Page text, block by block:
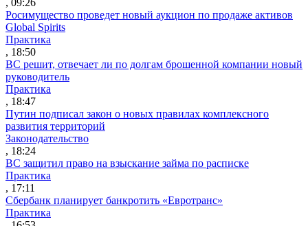
Росимущество проведет новый аукцион по продаже активов
Global Spirits
Практика
, 18:50
ВС решит, отвечает ли по долгам брошенной компании новый
руководитель
Практика
, 18:47
Путин подписал закон о новых правилах комплексного
развития территорий
Законодательство
, 18:24
ВС защитил право на взыскание займа по расписке
Практика
, 17:11
Сбербанк планирует банкротить «Евротранс»
Практика